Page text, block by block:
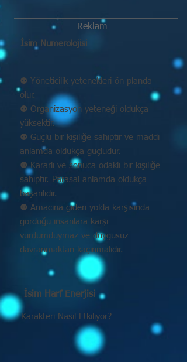
Reklam
İsim Numerolojisi
⚉ Yöneticilik yetenekleri ön planda
olur.
⚉ Organizasyon yeteneği oldukça
yüksektir.
⚉ Güçlü bir kişiliğe sahiptir ve maddi
anlamda oldukça güçlüdür.
⚉ Kararlı ve sonuca odaklı bir kişiliğe
sahiptir. Parasal anlamda oldukça
başarılıdır.
⚉ Amacına giden yolda karşısında
gördüğü insanlara karşı
vurdumduymaz ve duygusuz
davranmaktan kaçınmalıdır.
İsim Harf Enerjisi
Karakteri Nasıl Etkiliyor?